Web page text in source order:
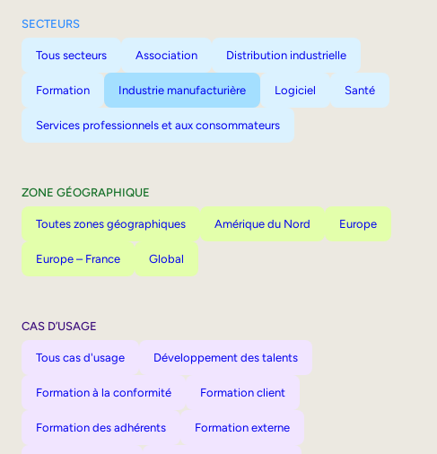
SECTEURS
Tous secteurs Association Distribution industrielle
Formation Industrie manufacturière Logiciel Santé
Services professionnels et aux consommateurs
ZONE GÉOGRAPHIQUE
Toutes zones géographiques Amérique du Nord Europe
Europe – France Global
CAS D’USAGE
Tous cas d'usage Développement des talents
Formation à la conformité Formation client
Formation des adhérents Formation externe